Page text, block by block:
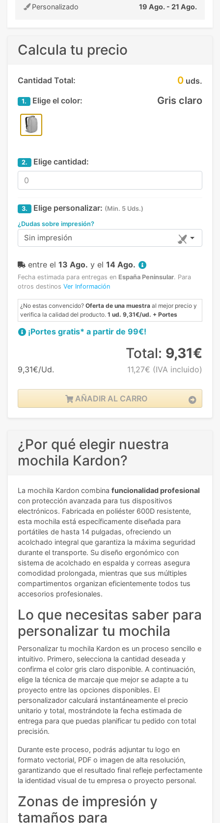
Personalizado
19 Ago. - 21 Ago.
Calcula tu precio
Cantidad Total: 0 uds.
1. Elige el color: Gris claro
2. Elige cantidad:
3. Elige personalizar: (Min. 5 Uds.)
¿Dudas sobre impresión?
Sin impresión
entre el 13 Ago. y el 14 Ago.
Fecha estimada para entregas en España Peninsular. Para
otros destinos Ver Información
¿No estas convencido? Oferta de una muestra al mejor precio y
verifica la calidad del producto. 1 ud. 9,31€/ud. + Portes
¡Portes gratis* a partir de 99€!
9,31€/Ud.
Total: 9,31€
11,27€ (IVA incluido)
AÑADIR AL CARRO
¿Por qué elegir nuestra
mochila Kardon?
La mochila Kardon combina funcionalidad profesional
con protección avanzada para tus dispositivos
electrónicos. Fabricada en poliéster 600D resistente,
esta mochila está específicamente diseñada para
portátiles de hasta 14 pulgadas, ofreciendo un
acolchado integral que garantiza la máxima seguridad
durante el transporte. Su diseño ergonómico con
sistema de acolchado en espalda y correas asegura
comodidad prolongada, mientras que sus múltiples
compartimentos organizan eficientemente todos tus
accesorios profesionales.
Lo que necesitas saber para
personalizar tu mochila
Personalizar tu mochila Kardon es un proceso sencillo e
intuitivo. Primero, selecciona la cantidad deseada y
confirma el color gris claro disponible. A continuación,
elige la técnica de marcaje que mejor se adapte a tu
proyecto entre las opciones disponibles. El
personalizador calculará instantáneamente el precio
unitario y total, mostrándote la fecha estimada de
entrega para que puedas planificar tu pedido con total
precisión.
Durante este proceso, podrás adjuntar tu logo en
formato vectorial, PDF o imagen de alta resolución,
garantizando que el resultado final refleje perfectamente
la identidad visual de tu empresa o proyecto personal.
Zonas de impresión y
tamaños para